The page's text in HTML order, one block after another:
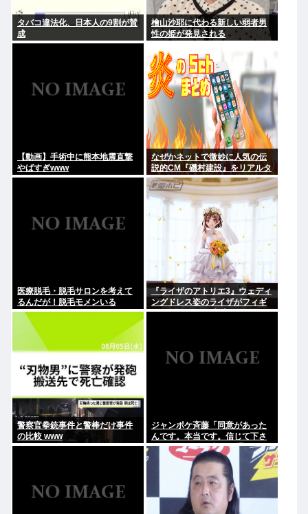
タバコ違法化、日本人の9割が賛
成
檜山沙耶に代わる新しい弱者男
性の姫が発見される
【動画】手術中に熊本地震直撃
やばすぎwww
なぜかネットで微妙に人気の伝
説的CM『磯村建設』をリアルタ
イムで見たことあるお爺さんモ
メンは存在するのか？
医療脱毛・脱毛サロンを考えて
るんだが！脱毛モメンいる
か？？
『ライザのアトリエ3』ウェディ
ングドレス姿のライザがフィギ
ュア化キタ───(ﾟ∀ﾟ)───!!!!!
警察官拳銃事件と警棒だけ事件
の比較 www
ジャンポケ斉藤「同意があった
んです。本当です。信じて下さ
い」 ←何でこの主張が通らない